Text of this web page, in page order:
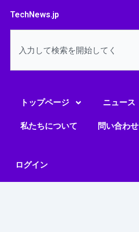
TechNews.jp
トップページ ニュース
私たちについて 問い合わせ
ログイン